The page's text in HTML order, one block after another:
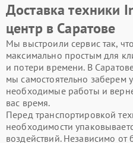
Доставка техники
центр в Саратове
Мы выстроили сервис так,
максимально простым для
и потери времени. В
мы самостоятельно заберем
необходимые работы и
вас время.
Перед транспортировкой
необходимости
воздействий. Независимо от